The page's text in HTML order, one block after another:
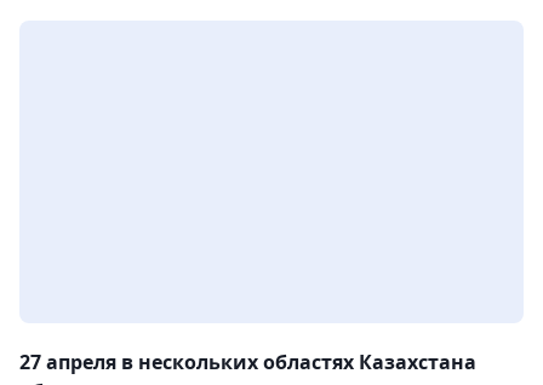
27 апреля в нескольких областях Казахстана